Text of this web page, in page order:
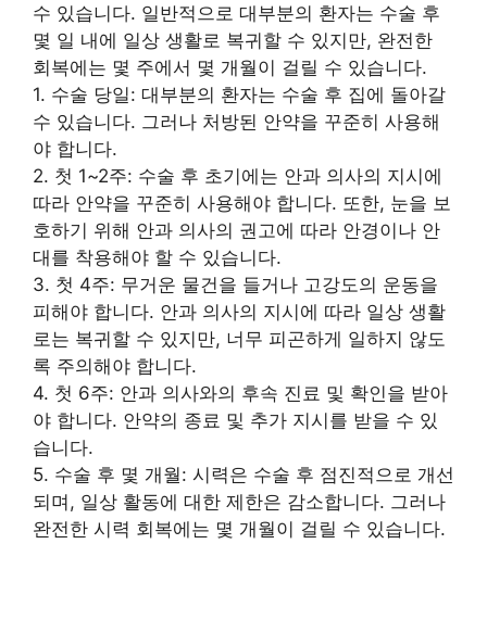
수 있습니다. 일반적으로 대부분의 환자는 수술 후
몇 일 내에 일상 생활로 복귀할 수 있지만, 완전한
회복에는 몇 주에서 몇 개월이 걸릴 수 있습니다.
1. 수술 당일: 대부분의 환자는 수술 후 집에 돌아갈
수 있습니다. 그러나 처방된 안약을 꾸준히 사용해
야 합니다.
2. 첫 1~2주: 수술 후 초기에는 안과 의사의 지시에
따라 안약을 꾸준히 사용해야 합니다. 또한, 눈을 보
호하기 위해 안과 의사의 권고에 따라 안경이나 안
대를 착용해야 할 수 있습니다.
3. 첫 4주: 무거운 물건을 들거나 고강도의 운동을
피해야 합니다. 안과 의사의 지시에 따라 일상 생활
로는 복귀할 수 있지만, 너무 피곤하게 일하지 않도
록 주의해야 합니다.
4. 첫 6주: 안과 의사와의 후속 진료 및 확인을 받아
야 합니다. 안약의 종료 및 추가 지시를 받을 수 있
습니다.
5. 수술 후 몇 개월: 시력은 수술 후 점진적으로 개선
되며, 일상 활동에 대한 제한은 감소합니다. 그러나
완전한 시력 회복에는 몇 개월이 걸릴 수 있습니다.